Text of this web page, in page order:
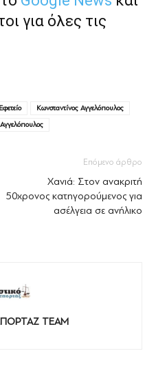
για όλες τις
Εφετείο
Κωνσταντίνος Αγγελόπουλος
Επόμενο άρθρο
Χανιά: Στον ανακριτή
50χρονος κατηγορούμενος για
ασέλγεια σε ανήλικο
TEAM